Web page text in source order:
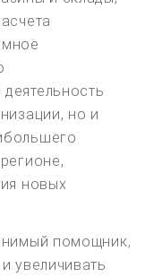
но и
новых
помощник,
увеличивать